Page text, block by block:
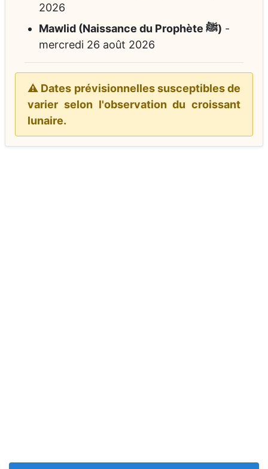
2026
Mawlid (Naissance du Prophète ﷺ) -
mercredi 26 août 2026
⚠️ Dates prévisionnelles susceptibles de
varier selon l'observation du croissant
lunaire.